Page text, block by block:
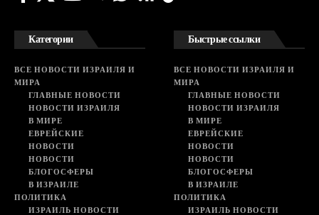
Категории
ВСЕ НОВОСТИ ИЗРАИЛЯ И
МИРА
ГЛАВНЫЕ НОВОСТИ
НОВОСТИ ИЗРАИЛЯ
В МИРЕ
ЕВРЕЙСКИЕ
НОВОСТИ
НОВОСТИ
БЛОГОСФЕРЫ
В ИЗРАИЛЕ
ПОЛИТИКА
ИЗРАИЛЬ НОВОСТИ
Быстрые ссылки
ВСЕ НОВОСТИ ИЗРАИЛЯ И
МИРА
ГЛАВНЫЕ НОВОСТИ
НОВОСТИ ИЗРАИЛЯ
В МИРЕ
ЕВРЕЙСКИЕ
НОВОСТИ
НОВОСТИ
БЛОГОСФЕРЫ
В ИЗРАИЛЕ
ПОЛИТИКА
ИЗРАИЛЬ НОВОСТИ